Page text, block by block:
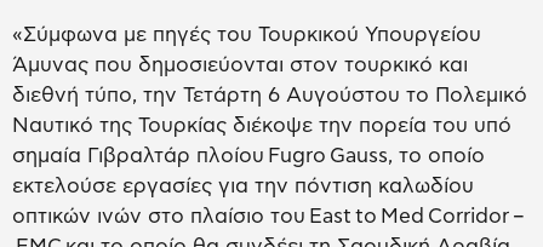
«Σύμφωνα με πηγές του Τουρκικού Υπουργείου
Άμυνας που δημοσιεύονται στον τουρκικό και
διεθνή τύπο, την Τετάρτη 6 Αυγούστου το Πολεμικό
Ναυτικό της Τουρκίας διέκοψε την πορεία του υπό
σημαία Γιβραλτάρ πλοίου Fugro Gauss, το οποίο
εκτελούσε εργασίες για την πόντιση καλωδίου
οπτικών ινών στο πλαίσιο του East to Med Corridor –